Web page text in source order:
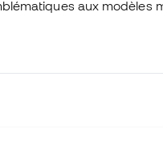
aux